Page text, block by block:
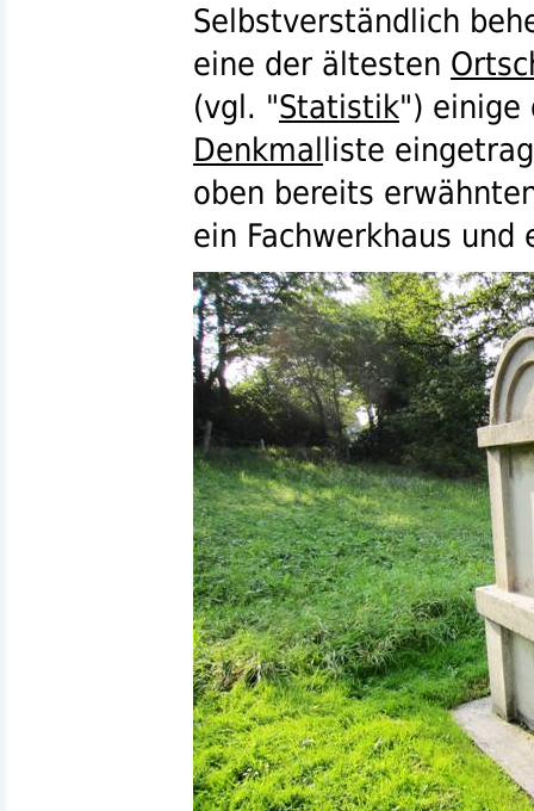
Selbstverständlich
eine der ältesten
(vgl. "Statistik")
Denkmalliste
oben bereits
ein Fachwerkhaus und